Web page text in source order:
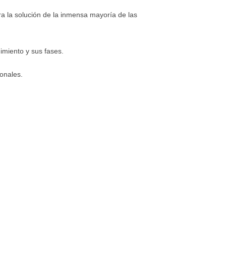
la solución de la inmensa mayoría de las
y sus fases.